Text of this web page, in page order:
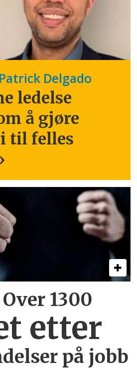
Delgado
ledelse
å gjøre
til felles
Over 1300
etter
på jobb